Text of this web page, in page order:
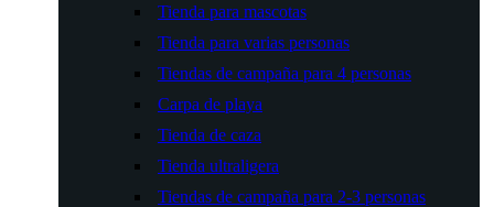
Tienda para mascotas
Tienda para varias personas
Tiendas de campaña para 4 personas
Carpa de playa
Tienda de caza
Tienda ultraligera
Tiendas de campaña para 2-3 personas